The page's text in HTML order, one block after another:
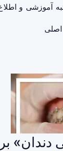
آموزشی و